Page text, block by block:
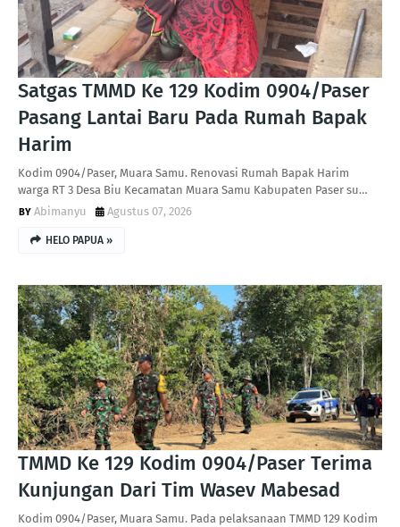
Satgas TMMD Ke 129 Kodim 0904/Paser
Pasang Lantai Baru Pada Rumah Bapak
Harim
Kodim 0904/Paser, Muara Samu. Renovasi Rumah Bapak Harim
warga RT 3 Desa Biu Kecamatan Muara Samu Kabupaten Paser su…
Abimanyu
Agustus 07, 2026
HELO PAPUA »
TMMD Ke 129 Kodim 0904/Paser Terima
Kunjungan Dari Tim Wasev Mabesad
Kodim 0904/Paser, Muara Samu. Pada pelaksanaan TMMD 129 Kodim